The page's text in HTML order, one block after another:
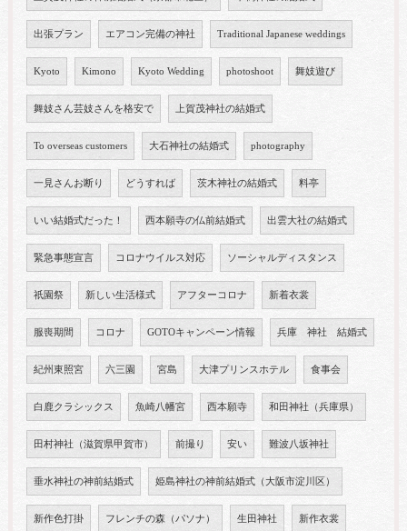
出張プラン エアコン完備の神社 Traditional Japanese weddings
Kyoto Kimono Kyoto Wedding photoshoot 舞妓遊び
舞妓さん芸妓さんを格安で 上賀茂神社の結婚式
To overseas customers 大石神社の結婚式 photography
一見さんお断り どうすれば 茨木神社の結婚式 料亭
いい結婚式だった！ 西本願寺の仏前結婚式 出雲大社の結婚式
緊急事態宣言 コロナウイルス対応 ソーシャルディスタンス
祇園祭 新しい生活様式 アフターコロナ 新着衣裳
服喪期間 コロナ GOTOキャンペーン情報 兵庫 神社 結婚式
紀州東照宮 六三園 宮島 大津プリンスホテル 食事会
白鹿クラシックス 魚崎八幡宮 西本願寺 和田神社（兵庫県）
田村神社（滋賀県甲賀市） 前撮り 安い 難波八坂神社
垂水神社の神前結婚式 姫島神社の神前結婚式（大阪市淀川区）
新作色打掛 フレンチの森（パソナ） 生田神社 新作衣裳